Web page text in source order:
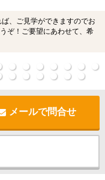
、ご見学ができますのでお
ぞ！ご要望にあわせて、希
メールで問合せ